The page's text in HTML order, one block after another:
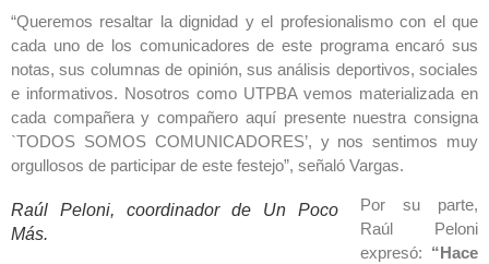
“Queremos resaltar la dignidad y el profesionalismo con el que
cada uno de los comunicadores de este programa encaró sus
notas, sus columnas de opinión, sus análisis deportivos, sociales
e informativos. Nosotros como UTPBA vemos materializada en
cada compañera y compañero aquí presente nuestra consigna
`TODOS SOMOS COMUNICADORES’, y nos sentimos muy
orgullosos de participar de este festejo”, señaló Vargas.
Raúl Peloni, coordinador de Un Poco
Más.
Por su parte,
Raúl Peloni
expresó: “Hace